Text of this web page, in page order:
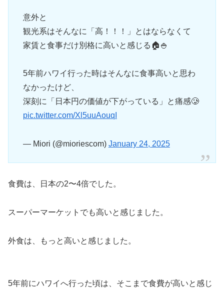
意外と
観光系はそんなに「高！！！」とはならなくて
家賃と食事だけ別格に高いと感じる🏠🍚
5年前ハワイ行った時はそんなに食事高いと思わ
なかったけど、
深刻に「日本円の価値が下がっている」と痛感🥲
pic.twitter.com/Xl5uuAouqI
— Miori (@mioriescom) January 24, 2025
食費は、日本の2〜4倍でした。
スーパーマーケットでも高いと感じました。
外食は、もっと高いと感じました。
5年前にハワイへ行った頃は、そこまで食費が高いと感じ